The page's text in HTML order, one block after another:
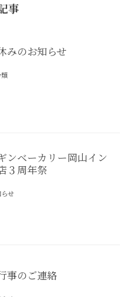
事
みのお知らせ
ンベーカリー岡山イン
３周年祭
せ
事のご連絡